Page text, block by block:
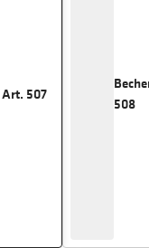
507
508